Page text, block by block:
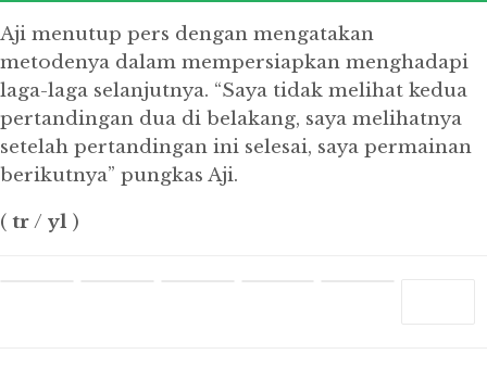
Aji menutup pers dengan mengatakan
metodenya dalam mempersiapkan menghadapi
laga-laga selanjutnya. “Saya tidak melihat kedua
pertandingan dua di belakang, saya melihatnya
setelah pertandingan ini selesai, saya permainan
berikutnya” pungkas Aji.
( tr/ yl )